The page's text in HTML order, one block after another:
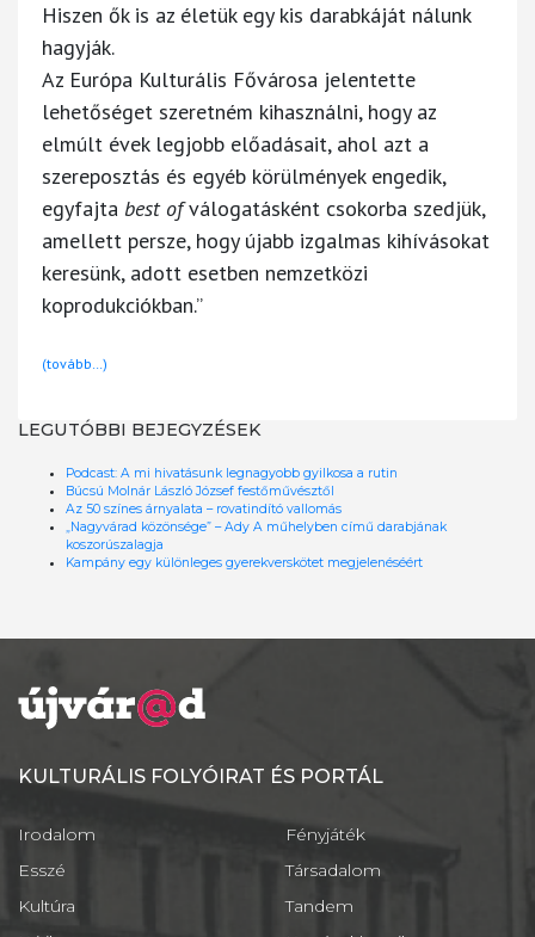
Hiszen ők is az életük egy kis darabkáját nálunk
hagyják.
Az Európa Kulturális Fővárosa jelentette
lehetőséget szeretném kihasználni, hogy az
elmúlt évek legjobb előadásait, ahol azt a
szereposztás és egyéb körülmények engedik,
egyfajta best ofválogatásként csokorba szedjük,
amellett persze, hogy újabb izgalmas kihívásokat
keresünk, adott esetben nemzetközi
koprodukciókban.”
(tovább…)
LEGUTÓBBI BEJEGYZÉSEK
Podcast: A mi hivatásunk legnagyobb gyilkosa a rutin
Búcsú Molnár László József festőművésztől
Az 50 színes árnyalata – rovatindító vallomás
„Nagyvárad közönsége” – Ady A műhelyben című darabjának
koszorúszalagja
Kampány egy különleges gyerekverskötet megjelenéséért
KULTURÁLIS FOLYÓIRAT ÉS PORTÁL
Irodalom
Esszé
Kultúra
Fényjáték
Társadalom
Tandem